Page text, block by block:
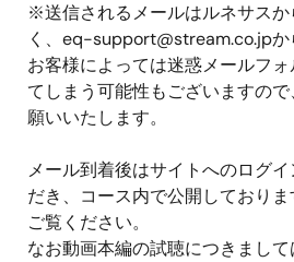
※送信されるメールはルネサス
く、 eq-support@stream.co.jpか
お客様によっては迷惑メールフ
てしまう可能性もございますの
願いいたします。
メール到着後はサイトへのログ
だき、コース内で公開しており
ご覧ください。
なお動画本編の試聴につきまし